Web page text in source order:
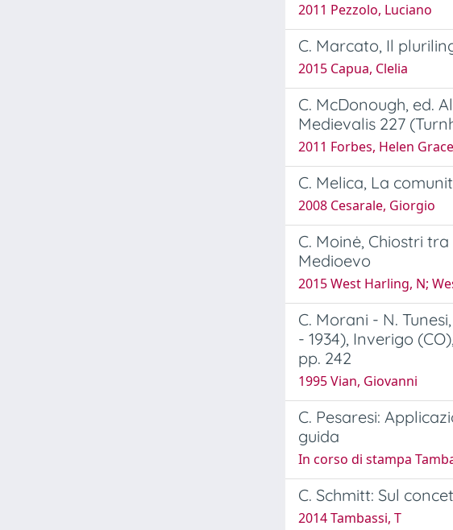
2011 Pezzolo, Luciano
C. Marcato, Il
2015 Capua, Clelia
C. McDonough, ed.
Medievalis 227
2011 Forbes, Helen
C. Melica, La
2008 Cesarale, Giorgio
C. Moinė, Chiostri
Medioevo
2015 West Harling, N;
C. Morani - N.
- 1934), Inverigo
pp. 242
1995 Vian, Giovanni
C. Pesaresi:
guida
In corso di stampa
C. Schmitt: Sul
2014 Tambassi, T